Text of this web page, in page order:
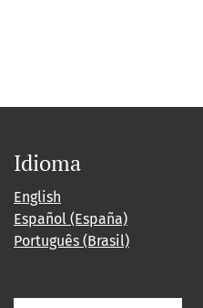
Idioma
English
Español (España)
Português (Brasil)